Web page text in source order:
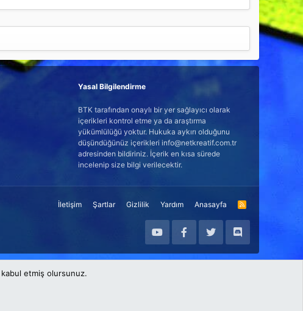
Yasal Bilgilendirme
BTK tarafından onaylı bir yer sağlayıcı olarak
içerikleri kontrol etme ya da araştırma
yükümlülüğü yoktur. Hukuka aykırı olduğunu
düşündüğünüz içerikleri info@netkreatif.com.tr
adresinden bildiriniz. İçerik en kısa sürede
incelenip size bilgi verilecektir.
İletişim Şartlar Gizlilik Yardım Anasayfa
R
S
kabul etmiş olursunuz.